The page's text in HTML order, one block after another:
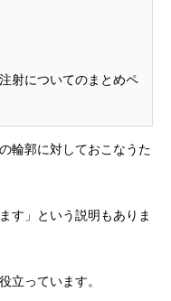
射についてのまとめペ
輪郭に対しておこなうた
す」という説明もありま
立っています。